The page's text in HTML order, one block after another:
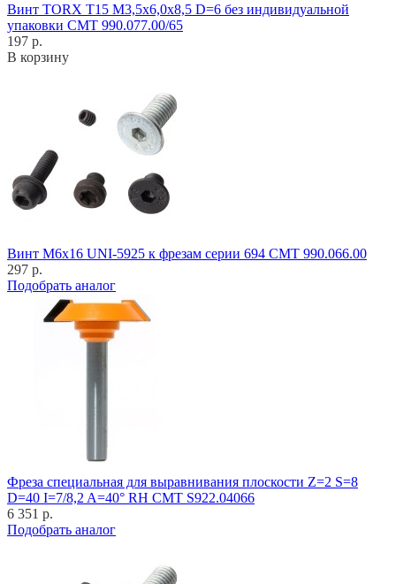
Винт TORX T15 M3,5x6,0x8,5 D=6 без индивидуальной
упаковки CMT 990.077.00/65
197 р.
В корзину
Винт M6x16 UNI-5925 к фрезам серии 694 CMT 990.066.00
297 р.
Подобрать аналог
Фреза специальная для выравнивания плоскости Z=2 S=8
D=40 I=7/8,2 A=40° RH CMT S922.04066
6 351 р.
Подобрать аналог